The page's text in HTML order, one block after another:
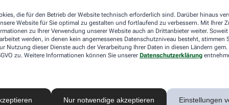
die für den Betrieb der Website technisch erforderlich sind. Darüber hinaus
Website für Sie optimal zu gestalten und fortlaufend zu verbessern. Mit Ihrer
zu Ihrer Verwendung unserer Website auch an Drittanbieter weiter. Soweit
werden, in denen kein angemessenes Datenschutzniveau besteht, stimmen
Nutzung dieser Dienste auch der Verarbeitung Ihrer Daten in diesen Ländern
zu. Weitere Informationen können Sie unserer Datenschutzerklärung
Nur notwendige akzeptieren Einstellungen
Diabeteslösungen und umfassende Aufklärung.
niedrigschwellig wie möglich machen. Für Präzision,